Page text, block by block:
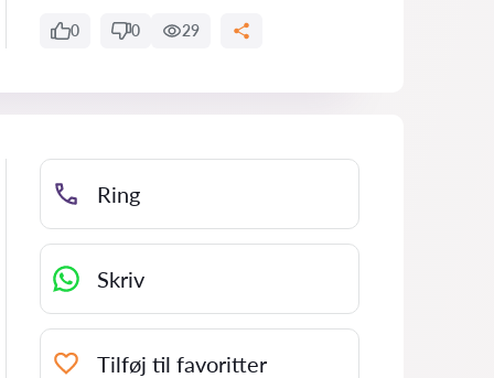
0 0 29
Ring
Skriv
Tilføj til favoritter